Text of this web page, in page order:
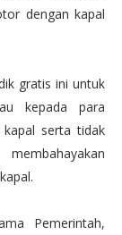
dengan kapal
gratis ini untuk
kepada para
serta tidak
Pemerintah,